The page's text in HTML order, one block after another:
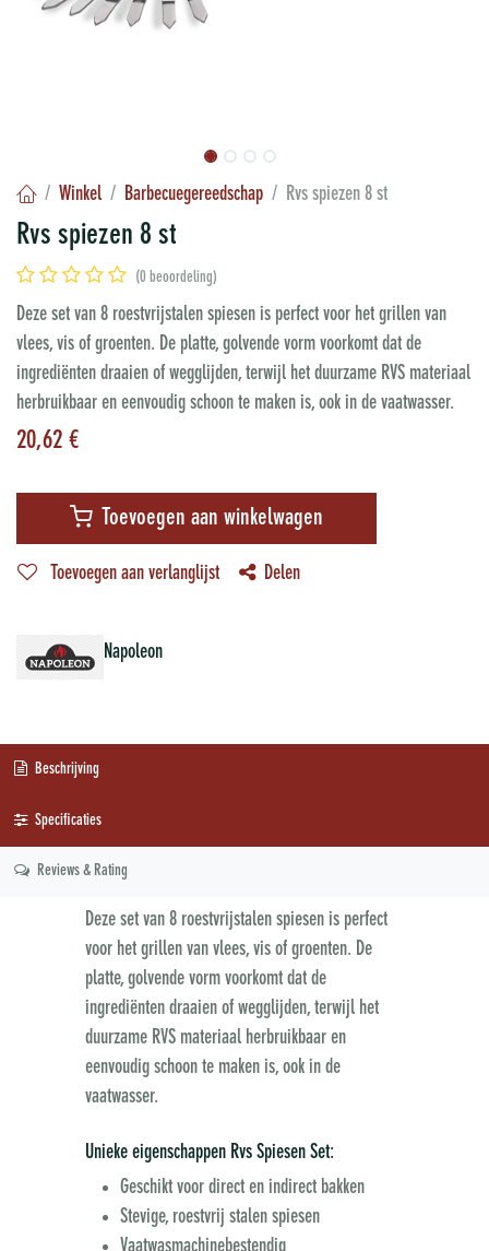
Winkel Barbecuegereedschap Rvs spiezen 8 st
Rvs spiezen 8 st
(0 beoordeling)
Deze set van 8 roestvrijstalen spiesen is perfect voor het grillen van
vlees, vis of groenten. De platte, golvende vorm voorkomt dat de
ingrediënten draaien of wegglijden, terwijl het duurzame RVS materiaal
herbruikbaar en eenvoudig schoon te maken is, ook in de vaatwasser.
20,62 €
Toevoegen aan winkelwagen
Toevoegen aan verlanglijst Delen
Napoleon
Beschrijving
Specificaties
Reviews & Rating
Deze set van 8 roestvrijstalen spiesen is perfect
voor het grillen van vlees, vis of groenten. De
platte, golvende vorm voorkomt dat de
ingrediënten draaien of wegglijden, terwijl het
duurzame RVS materiaal herbruikbaar en
eenvoudig schoon te maken is, ook in de
vaatwasser.
Unieke eigenschappen Rvs Spiesen Set:
Geschikt voor direct en indirect bakken
Stevige, roestvrij stalen spiesen
Vaatwasmachinebestendig